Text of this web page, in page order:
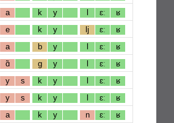
a k y l ɛː ʁ
e k y lj ɛː ʁ
a b y l ɛː ʁ
ɑ̃ g y l ɛː ʁ
y s k y l ɛː ʁ
y s k y l ɛː ʁ
a k y n ɛː ʁ